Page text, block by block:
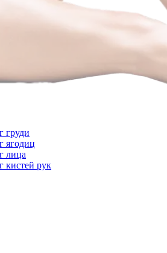
груди
ягодиц
лица
кистей рук